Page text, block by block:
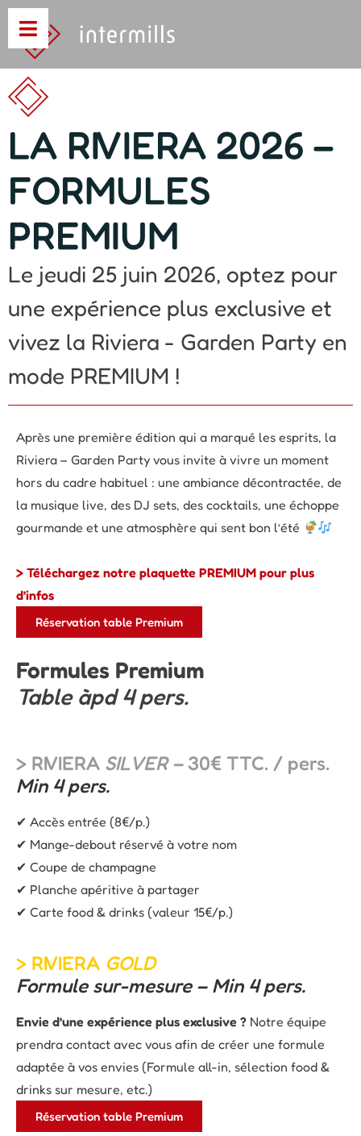
LA RIVIERA 2026 –
FORMULES
PREMIUM
Le jeudi 25 juin 2026, optez pour
une expérience plus exclusive et
vivez la Riviera - Garden Party en
mode PREMIUM !
Après une première édition qui a marqué les esprits, la
Riviera – Garden Party vous invite à vivre un moment
hors du cadre habituel : une ambiance décontractée, de
la musique live, des DJ sets, des cocktails, une échoppe
gourmande et une atmosphère qui sent bon l’été
> Téléchargez notre plaquette PREMIUM pour plus
d’infos
Réservation table Premium
Formules Premium
Table àpd 4 pers.
> RIVIERA SILVER – 30€ TTC. / pers.
Min 4 pers.
✔ Accès entrée (8€/p.)
✔ Mange-debout réservé à votre nom
✔ Coupe de champagne
✔ Planche apéritive à partager
✔ Carte food & drinks (valeur 15€/p.)
> RIVIERA GOLD
Formule sur-mesure – Min 4 pers.
Envie d’une expérience plus exclusive ? Notre équipe
prendra contact avec vous afin de créer une formule
adaptée à vos envies (Formule all-in, sélection food &
drinks sur mesure, etc.)
Réservation table Premium